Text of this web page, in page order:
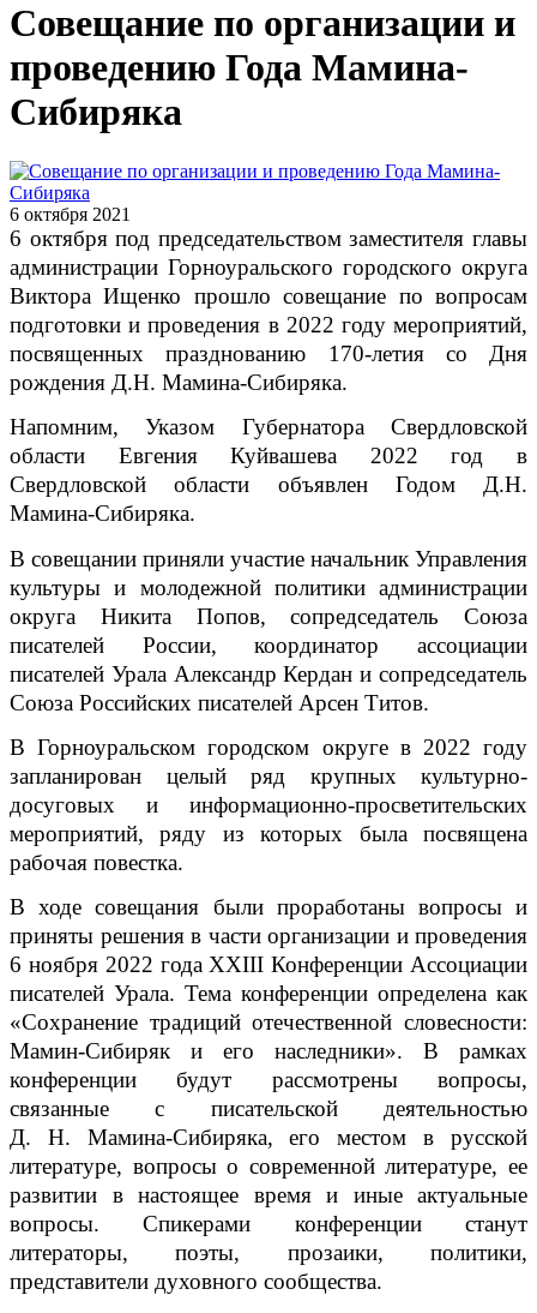
Совещание по организации и
проведению Года Мамина-
Сибиряка
6 октября 2021
6 октября под председательством заместителя главы
администрации Горноуральского городского округа
Виктора Ищенко прошло совещание по вопросам
подготовки и проведения в 2022 году мероприятий,
посвященных празднованию 170-летия со Дня
рождения Д.Н. Мамина-Сибиряка.
Напомним, Указом Губернатора Свердловской
области Евгения Куйвашева 2022 год в
Свердловской области объявлен Годом Д.Н.
Мамина-Сибиряка.
В совещании приняли участие начальник Управления
культуры и молодежной политики администрации
округа Никита Попов, сопредседатель Союза
писателей России, координатор ассоциации
писателей Урала Александр Кердан и сопредседатель
Союза Российских писателей Арсен Титов.
В Горноуральском городском округе в 2022 году
запланирован целый ряд крупных культурно-
досуговых и информационно-просветительских
мероприятий, ряду из которых была посвящена
рабочая повестка.
В ходе совещания были проработаны вопросы и
приняты решения в части организации и проведения
6 ноября 2022 года XXIII Конференции Ассоциации
писателей Урала. Тема конференции определена как
«Сохранение традиций отечественной словесности:
Мамин-Сибиряк и его наследники». В рамках
конференции будут рассмотрены вопросы,
связанные с писательской деятельностью
Д. Н. Мамина-Сибиряка, его местом в русской
литературе, вопросы о современной литературе, ее
развитии в настоящее время и иные актуальные
вопросы. Спикерами конференции станут
литераторы, поэты, прозаики, политики,
представители духовного сообщества.